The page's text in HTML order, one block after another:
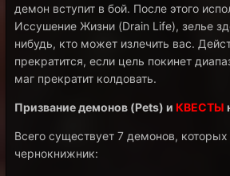
демон вступит в бой. После этого
Иссушение Жизни (Drain Life), зелье
нибудь, кто может излечить вас.
прекратится, если цель покинет
маг прекратит колдовать.
Призвание демонов (Pets) и КВЕСТЫ
Всего существует 7 демонов,
чернокнижник: